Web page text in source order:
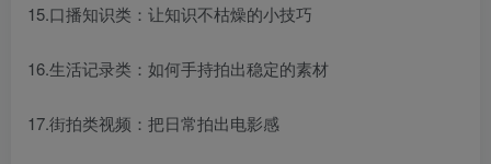
15.口播知识类：让知识不枯燥的小技巧
16.生活记录类：如何手持拍出稳定的素材
17.街拍类视频：把日常拍出电影感